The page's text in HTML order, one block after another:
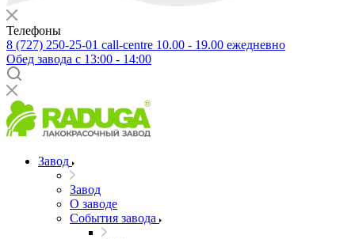
Телефоны
8 (727) 250-25-01 call-centre 10.00 - 19.00 ежедневно
Обед завода с 13:00 - 14:00
Завод
Завод
О заводе
События завода